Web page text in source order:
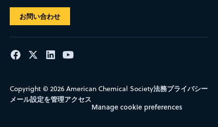
お問い合わせ
Copyright © 2026 American Chemical Society法務プライバシー
メール設定を管理アクセス
Manage cookie preferences